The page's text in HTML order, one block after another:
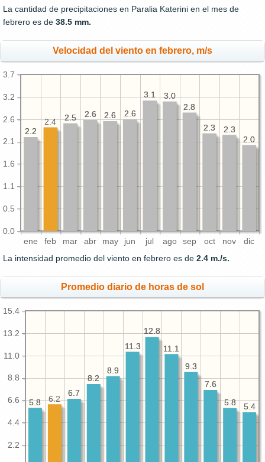
La cantidad de precipitaciones en Paralia Katerini en el mes de
febrero es de 38.5 mm.
Velocidad del viento en febrero, m/s
ene feb mar abr may jun jul ago sep oct nov dic
0.0
0.5
1.1
1.6
2.1
2.6
3.2
3.7
2.0
2.3
2.3
2.8
3.0
3.1
2.6
2.6
2.6
2.5
2.2
2.0
2.3
2.3
2.8
3.0
3.1
2.6
2.6
2.6
2.5
2.4
2.2
La intensidad promedio del viento en febrero es de 2.4 m./s.
Promedio diario de horas de sol
2.2
4.4
6.6
8.8
11.0
13.2
15.4
5.4
5.8
7.6
9.3
11.1
12.8
11.3
8.9
8.2
6.7
5.8
5.4
5.8
7.6
9.3
11.1
12.8
11.3
8.9
8.2
6.7
6.2
5.8